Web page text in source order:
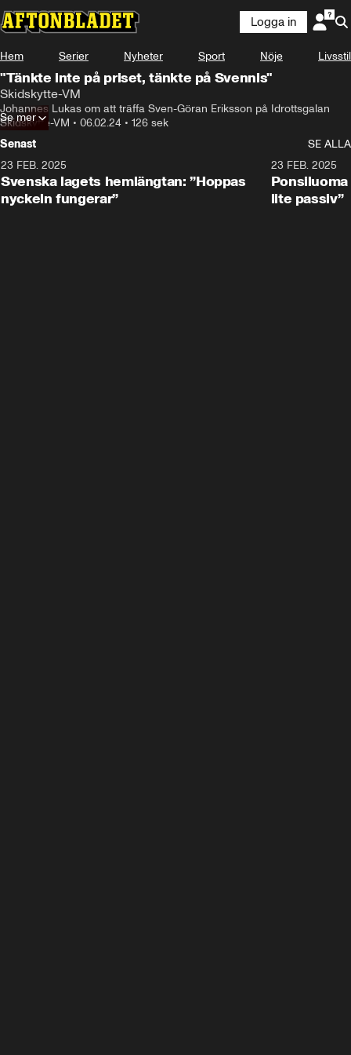
Logga in
Hem Serier Nyheter Sport Nöje Livsstil
"Tänkte inte på priset, tänkte på Svennis"
Skidskytte-VM
Johannes Lukas om att träffa Sven-Göran Eriksson på Idrottsgalan
Skidskytte-VM • 06.02.24 • 126 sek
Se mer
Senast
SE ALLA
23 FEB. 2025
Svenska lagets hemlängtan: ”Hoppas
nyckeln fungerar”
23 FEB. 2025
lite passiv”